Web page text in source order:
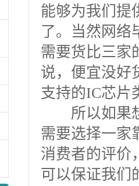
能够为我们提
了。当然网络
需要货比三家
说，便宜没好
支持的IC芯片
所以如果想
需要选择一家
消费者的评价
可以保证我们